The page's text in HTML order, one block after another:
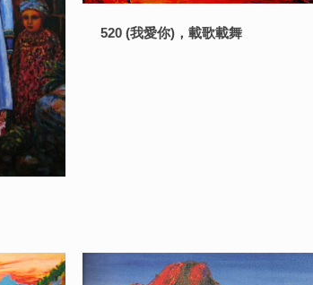
520 (我愛你)，載歌載舞